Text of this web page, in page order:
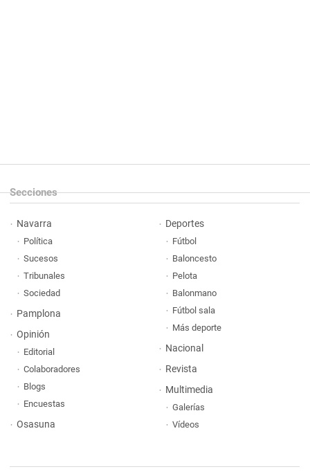
Secciones
Navarra
Política
Sucesos
Tribunales
Sociedad
Pamplona
Opinión
Editorial
Colaboradores
Blogs
Encuestas
Osasuna
Deportes
Fútbol
Baloncesto
Pelota
Balonmano
Fútbol sala
Más deporte
Nacional
Revista
Multimedia
Galerías
Vídeos